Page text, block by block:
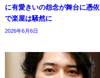
に有愛きいの怨念が舞台に憑依
で楽屋は騒然に
2026年6月6日